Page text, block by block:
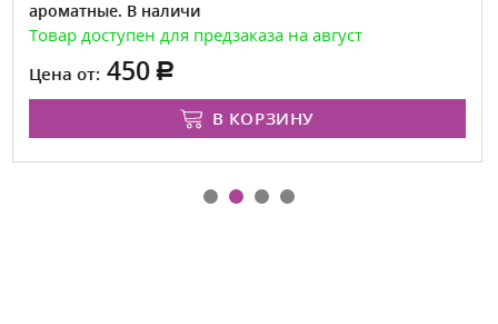
ароматные. В наличи
Товар доступен для предзаказа на август
Цена от: 450
В КОРЗИНУ